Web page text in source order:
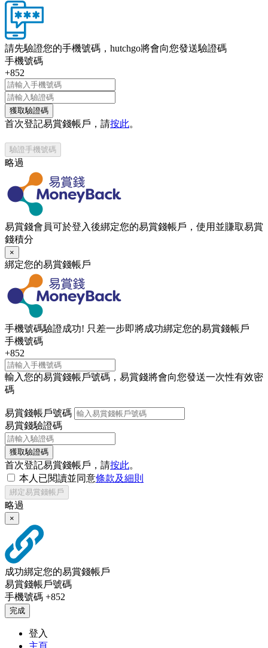
請先驗證您的手機號碼，hutchgo將會向您發送驗證碼
手機號碼
+852
獲取驗證碼
首次登記易賞錢帳戶，請按此。
驗證手機號碼
略過
易賞錢會員可於登入後綁定您的易賞錢帳戶，使用並賺取易賞
錢積分
×
綁定您的易賞錢帳戶
手機號碼驗證成功! 只差一步即將成功綁定您的易賞錢帳戶
手機號碼
+852
輸入您的易賞錢帳戶號碼，易賞錢將會向您發送一次性有效密
碼
易賞錢帳戶號碼
易賞錢驗證碼
獲取驗證碼
首次登記易賞錢帳戶，請按此。
本人已閱讀並同意條款及細則
綁定易賞錢帳戶
略過
×
成功綁定您的易賞錢帳戶
易賞錢帳戶號碼
手機號碼 +852
完成
登入